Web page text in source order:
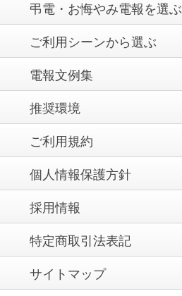
弔電・お悔やみ電報を選ぶ
ご利用シーンから選ぶ
電報文例集
推奨環境
ご利用規約
個人情報保護方針
採用情報
特定商取引法表記
サイトマップ